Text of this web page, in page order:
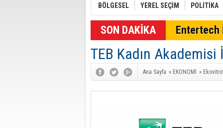
BÖLGESEL YEREL SEÇİM POLİTİKA
SON DAKİKA Entertech
TEB Kadın Akademisi
Ana Sayfa » EKONOMİ » Ekovitrin